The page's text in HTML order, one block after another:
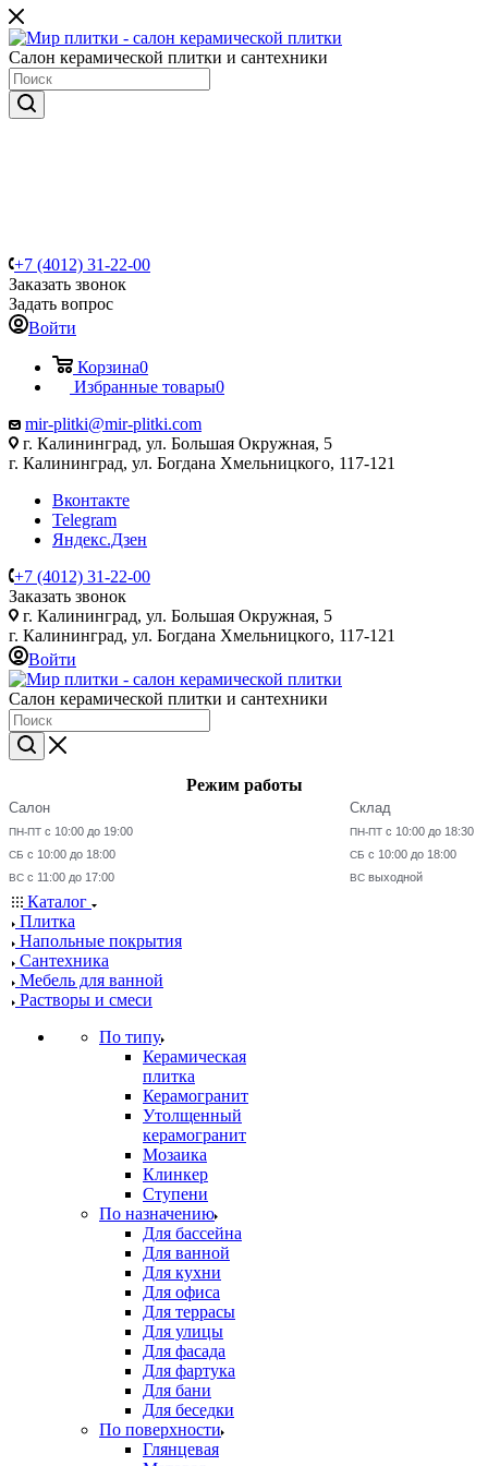
Салон керамической плитки и сантехники
+7 (4012) 31-22-00
Заказать звонок
Задать вопрос
Войти
Корзина0
Избранные товары0
mir-plitki@mir-plitki.com
г. Калининград, ул. Большая Окружная, 5
г. Калининград, ул. Богдана Хмельницкого, 117-121
Вконтакте
Telegram
Яндекс.Дзен
+7 (4012) 31-22-00
Заказать звонок
г. Калининград, ул. Большая Окружная, 5
г. Калининград, ул. Богдана Хмельницкого, 117-121
Войти
Салон керамической плитки и сантехники
Режим работы
Салон
ПН-ПТ с 10:00 до 19:00
СБ с 10:00 до 18:00
ВС с 11:00 до 17:00
Склад
ПН-ПТ с 10:00 до 18:30
СБ с 10:00 до 18:00
ВС выходной
Каталог
Плитка
Напольные покрытия
Сантехника
Мебель для ванной
Растворы и смеси
По типу
Керамическая
плитка
Керамогранит
Утолщенный
керамогранит
Мозаика
Клинкер
Ступени
По назначению
Для бассейна
Для ванной
Для кухни
Для офиса
Для террасы
Для улицы
Для фасада
Для фартука
Для бани
Для беседки
По поверхности
Глянцевая